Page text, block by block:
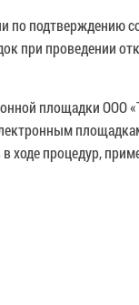
по
при проведении
площадки ООО
ходе процедур,